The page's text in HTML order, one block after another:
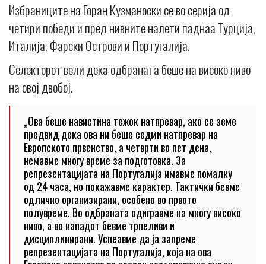
Избраниците на Горан Кузманоски се во серија од
четири победи и пред нивните налети паднаа Турција,
Италија, Фарски Острови и Португалија.
Селекторот вели дека одбраната беше на високо ниво
на овој двобој.
„Oва беше навистина тежок натпревар, ако се земе
предвид дека ова ни беше седми натпревар на
Европското првенство, а четврти во пет дена,
немавме многу време за подготовка. За
репрезентацијата на Португалија имавме помалку
од 24 часа, но покажавме карактер. Тактички бевме
одлично организирани, особено во првото
полувреме. Во одбраната одигравме на многу високо
ниво, а во нападот бевме трпеливи и
дисциплинирани. Успеавме да ја запреме
репрезентацијата на Португалија, која на ова